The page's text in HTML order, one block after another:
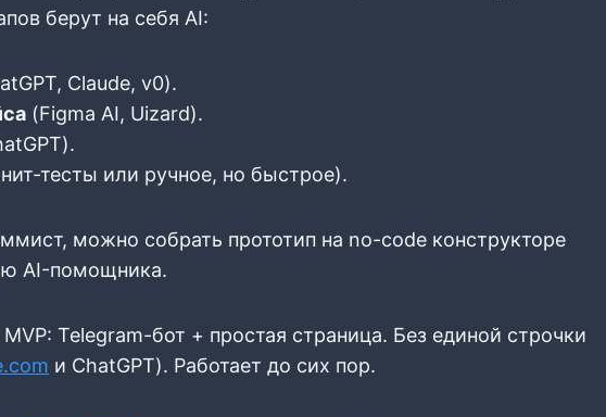
берут на себя AI:
Claude, v0).
(Figma AI, Uizard).
тесты или ручное, но быстрое).
можно собрать прототип на no-code конструкторе
AI-помощника.
Telegram-бот + простая страница. Без единой строчки
и ChatGPT). Работает до сих пор.